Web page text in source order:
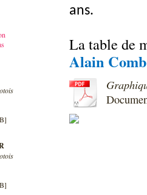
ans.
La table de
Alain